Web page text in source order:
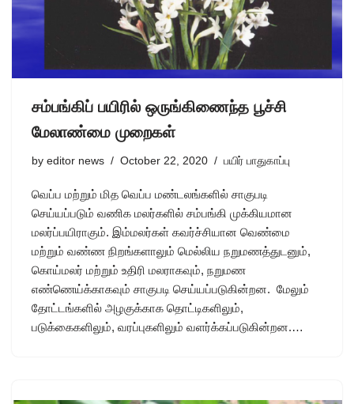
சம்பங்கிப் பயிரில் ஒருங்கிணைந்த பூச்சி
மேலாண்மை முறைகள்
by editor news October 22, 2020 பயிர் பாதுகாப்பு
வெப்ப மற்றும் மித வெப்ப மண்டலங்களில் சாகுபடி
செய்யப்படும் வணிக மலர்களில் சம்பங்கி முக்கியமான
மலர்ப்பயிராகும். இம்மலர்கள் கவர்ச்சியான வெண்மை
மற்றும் வண்ண நிறங்களாலும் மெல்லிய நறுமணத்துடனும்,
கொய்மலர் மற்றும் உதிரி மலராகவும், நறுமண
எண்ணெய்க்காகவும் சாகுபடி செய்யப்படுகின்றன. மேலும்
தோட்டங்களில் அழகுக்காக தொட்டிகளிலும்,
படுக்கைகளிலும், வரப்புகளிலும் வளர்க்கப்படுகின்றன.…